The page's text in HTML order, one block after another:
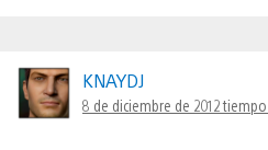
KNAYDJ
8 de diciembre de 2012